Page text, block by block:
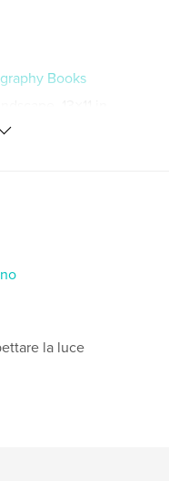
Books
la luce